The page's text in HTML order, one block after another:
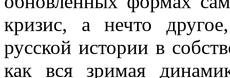
кризис, а нечто
русской истории в
как вся зримая